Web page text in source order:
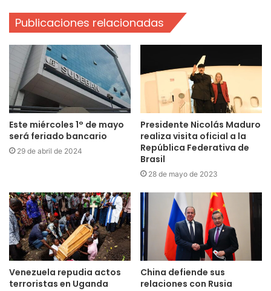
Publicaciones relacionadas
Este miércoles 1° de mayo
será feriado bancario
29 de abril de 2024
Presidente Nicolás Maduro
realiza visita oficial a la
República Federativa de
Brasil
28 de mayo de 2023
Venezuela repudia actos
terroristas en Uganda
China defiende sus
relaciones con Rusia